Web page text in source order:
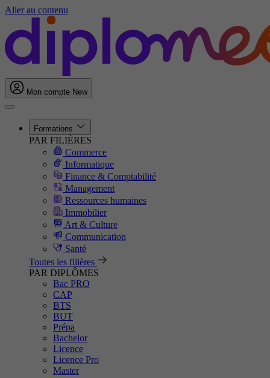
Aller au contenu
Mon compte New
Formations
PAR FILIÈRES
Commerce
Informatique
Finance & Comptabilité
Management
Ressources humaines
Immobilier
Art & Culture
Communication
Santé
Toutes les filières
PAR DIPLÔMES
Bac PRO
CAP
BTS
BUT
Prépa
Bachelor
Licence
Licence Pro
Master